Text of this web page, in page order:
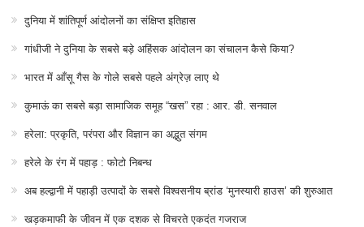
दुनिया में शांतिपूर्ण आंदोलनों का संक्षिप्त इतिहास
गांधीजी ने दुनिया के सबसे बड़े अहिंसक आंदोलन का संचालन कैसे किया?
भारत में आँसू गैस के गोले सबसे पहले अंग्रेज़ लाए थे
कुमाऊं का सबसे बड़ा सामाजिक समूह “खस” रहा : आर. डी. सनवाल
हरेला: प्रकृति, परंपरा और विज्ञान का अद्भुत संगम
हरेले के रंग में पहाड़ : फोटो निबन्ध
अब हल्द्वानी में पहाड़ी उत्पादों के सबसे विश्वसनीय ब्रांड ‘मुनस्यारी हाउस’ की शुरुआत
खड़कमाफी के जीवन में एक दशक से विचरते एकदंत गजराज